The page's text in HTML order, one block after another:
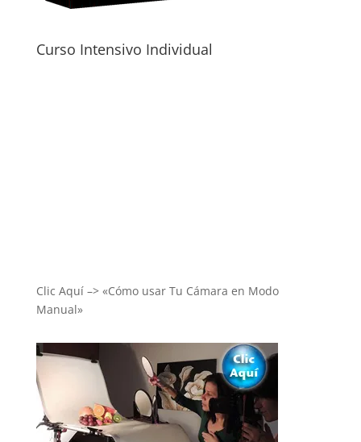
Curso Intensivo Individual
Clic Aquí –> «Cómo usar Tu Cámara en Modo
Manual»